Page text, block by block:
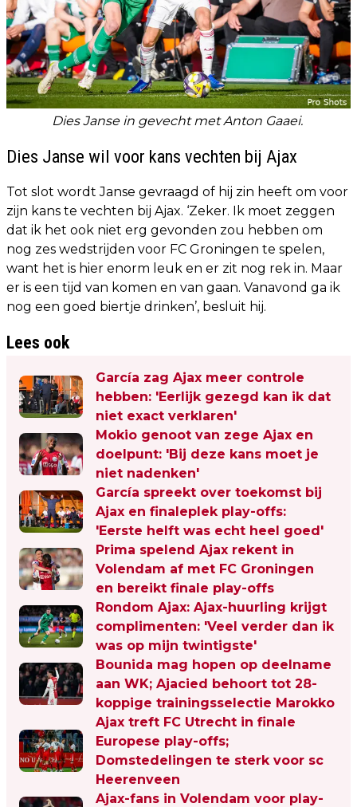
Dies Janse in gevecht met Anton Gaaei.
Dies Janse wil voor kans vechten bij Ajax
Tot slot wordt Janse gevraagd of hij zin heeft om voor
zijn kans te vechten bij Ajax. ‘Zeker. Ik moet zeggen
dat ik het ook niet erg gevonden zou hebben om
nog zes wedstrijden voor FC Groningen te spelen,
want het is hier enorm leuk en er zit nog rek in. Maar
er is een tijd van komen en van gaan. Vanavond ga ik
nog een goed biertje drinken’, besluit hij.
Lees ook
García zag Ajax meer controle
hebben: 'Eerlijk gezegd kan ik dat
niet exact verklaren'
Mokio genoot van zege Ajax en
doelpunt: 'Bij deze kans moet je
niet nadenken'
García spreekt over toekomst bij
Ajax en finaleplek play-offs:
'Eerste helft was echt heel goed'
Prima spelend Ajax rekent in
Volendam af met FC Groningen
en bereikt finale play-offs
Rondom Ajax: Ajax-huurling krijgt
complimenten: 'Veel verder dan ik
was op mijn twintigste'
Bounida mag hopen op deelname
aan WK; Ajacied behoort tot 28-
koppige trainingsselectie Marokko
Ajax treft FC Utrecht in finale
Europese play-offs;
Domstedelingen te sterk voor sc
Heerenveen
Ajax-fans in Volendam voor play-